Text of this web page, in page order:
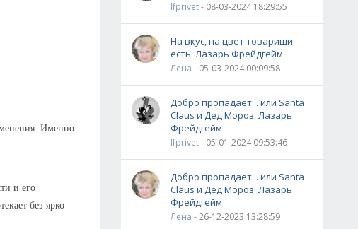
Именно
и его
без ярко
lfprivet- 08-03-2024 18:29:55
На вкус, на цвет товарищи
есть. Лазарь Фрейдгейм
Лена - 05-03-2024 00:09:58
Добро пропадает... или Santa
Claus и Дед Мороз. Лазарь
Фрейдгейм
lfprivet- 05-01-2024 09:53:46
Добро пропадает... или Santa
Claus и Дед Мороз. Лазарь
Фрейдгейм
Лена - 26-12-2023 13:28:59